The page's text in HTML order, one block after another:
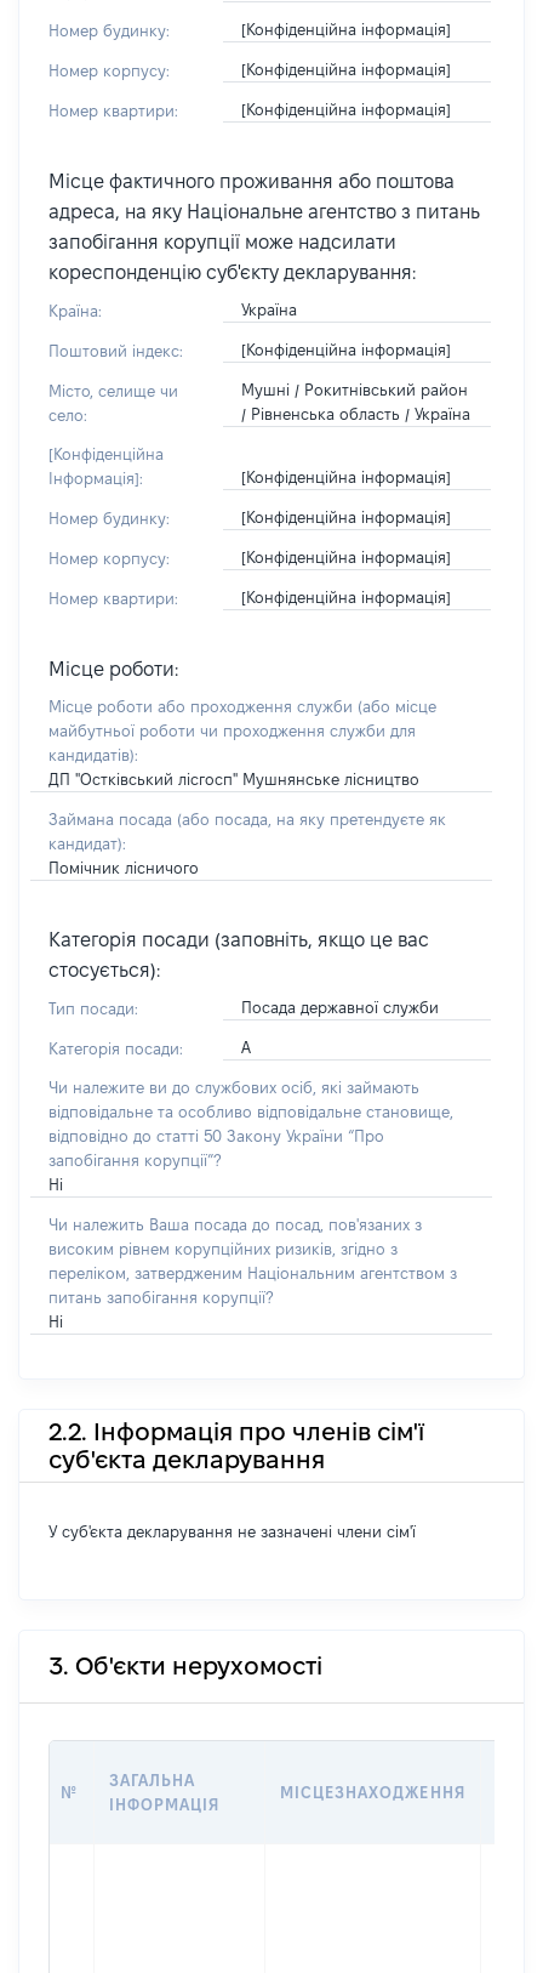
Номер будинку: [Конфіденційна інформація]
Номер корпусу: [Конфіденційна інформація]
Номер квартири: [Конфіденційна інформація]
Місце фактичного проживання або поштова
адреса, на яку Національне агентство з питань
запобігання корупції може надсилати
кореспонденцію суб'єкту декларування:
Країна: Україна
Поштовий індекс: [Конфіденційна інформація]
Місто, селище чи
село:
Мушні / Рокитнівський район
/ Рівненська область / Україна
[Конфіденційна
Інформація]:
[Конфіденційна інформація]
Номер будинку: [Конфіденційна інформація]
Номер корпусу: [Конфіденційна інформація]
Номер квартири: [Конфіденційна інформація]
Місце роботи:
Місце роботи або проходження служби (або місце
майбутньої роботи чи проходження служби для
кандидатів):
ДП "Остківський лісгосп" Мушнянське лісництво
Займана посада (або посада, на яку претендуєте як
кандидат):
Помічник лісничого
Категорія посади (заповніть, якщо це вас
стосується):
Тип посади: Посада державної служби
Категорія посади: А
Чи належите ви до службових осіб, які займають
відповідальне та особливо відповідальне становище,
відповідно до статті 50 Закону України “Про
запобігання корупції”?
Ні
Чи належить Ваша посада до посад, пов'язаних з
високим рівнем корупційних ризиків, згідно з
переліком, затвердженим Національним агентством з
питань запобігання корупції?
Ні
2.2. Інформація про членів сім'ї
суб'єкта декларування
У суб'єкта декларування не зазначені члени сім'ї
3. Об'єкти нерухомості
№
ЗАГАЛЬНА
ІНФОРМАЦІЯ
МІСЦЕЗНАХОДЖЕННЯ